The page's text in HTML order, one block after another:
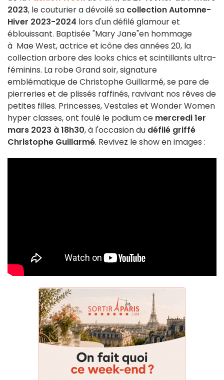
2023, le couturier a dévoilé sa collection Automne-
Hiver 2023-2024 lors d'un défilé glamour et
éblouissant. Baptisée "Mary Jane"en hommage
à Mae West, actrice et icône des années 20, la
collection arbore des looks chics et scintillants ultra-
féminins. La robe Grand soir, signature
emblématique de Christophe Guillarmé, se pare de
pierreries et de plissés raffinés, ravivant nos rêves de
petites filles. Princesses, Vestales et Wonder Women
hyper classes, ont foulé le podium ce mercredi 1er
mars 2023 à 18h30, à l'occasion du défilé griffé
Christophe Guillarmé. Revivez le show en images :